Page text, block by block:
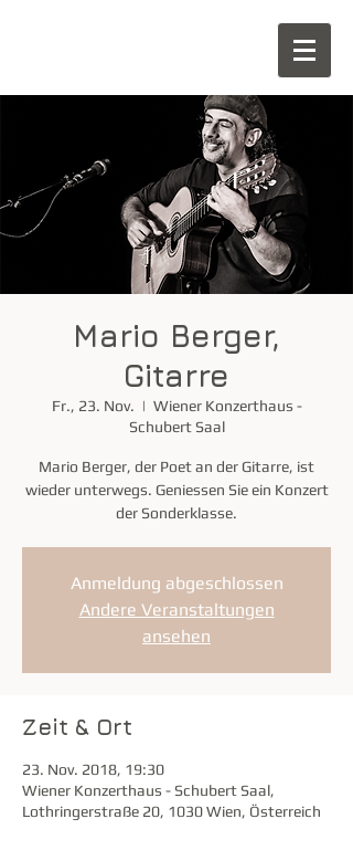
Mario Berger,
Gitarre
Fr., 23. Nov.
  |
Wiener Konzerthaus -
Schubert Saal
Mario Berger, der Poet an der Gitarre, ist
wieder unterwegs. Geniessen Sie ein Konzert
der Sonderklasse.
Anmeldung abgeschlossen
Andere Veranstaltungen
ansehen
Zeit & Ort
23. Nov. 2018, 19:30
Wiener Konzerthaus - Schubert Saal,
Lothringerstraße 20, 1030 Wien, Österreich